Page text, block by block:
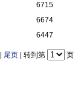
6715
6674
6447
尾页| 转到第 页